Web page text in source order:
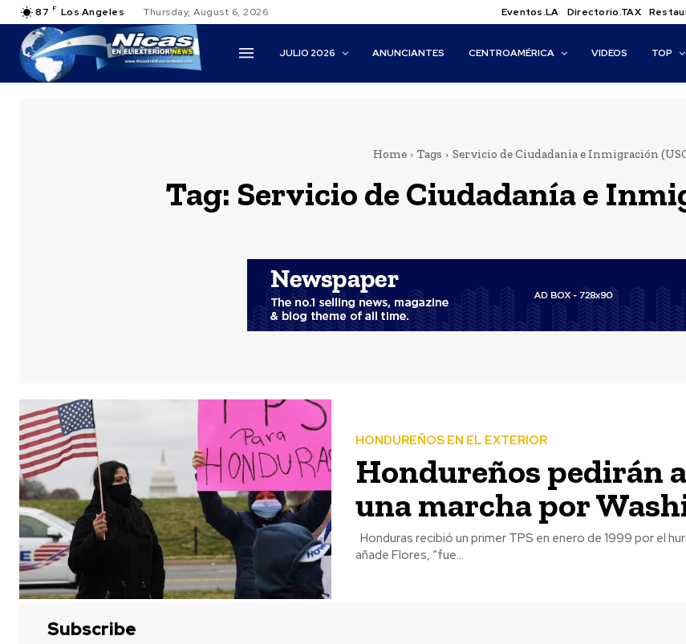
87 F Los Angeles Thursday, August 6, 2026 Eventos.LA Directorio.TAX
JULIO 2026 ANUNCIANTES CENTROAMÉRICA VIDEOS TOP
Home Tags Servicio de Ciudadanía e Inmigración
Tag: Servicio de Ciudadanía e
HONDUREÑOS EN EL EXTERIOR
Hondureños pedirán
una marcha por
añade Flores, “fue...
Subscribe